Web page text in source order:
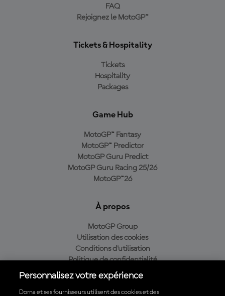
FAQ
Rejoignez le MotoGP™
Tickets & Hospitality
Tickets
Hospitality
Packages
Game Hub
MotoGP™ Fantasy
MotoGP™ Predictor
MotoGP Guru Predict
MotoGP Guru Racing 25/26
MotoGP™26
À propos
MotoGP Group
Utilisation des cookies
Conditions d'utilisation
Politique de confidentialité
Politique d’achat
Personnalisez votre expérience
Dorna et ses fournisseurs utilisent des cookies et des